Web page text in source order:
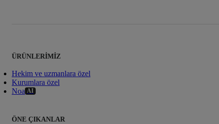
ÜRÜNLERIMIZ
Hekim ve uzmanlara özel
Kurumlara özel
Noa AI
ÖNE ÇIKANLAR